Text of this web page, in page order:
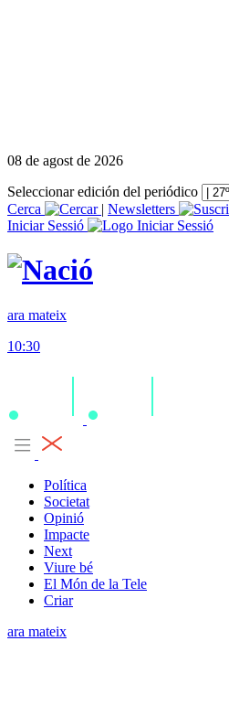
08 de agost de 2026
Seleccionar edición del periódico
Cerca
| Newsletters
Iniciar Sessió
ara mateix
10:30
Política
Societat
Opinió
Impacte
Next
Viure bé
El Món de la Tele
Criar
ara mateix